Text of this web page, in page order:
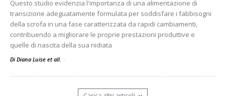
Questo studio evidenzia l'importanza di una alimentazione di
transizione adeguatamente formulata per soddisfare i fabbisogni
della scrofa in una fase caratterizzata da rapidi cambiamenti,
contribuendo a migliorare le proprie prestazioni produttive e
quelle di nascita della sua nidiata
Di Diana Luise et all. -